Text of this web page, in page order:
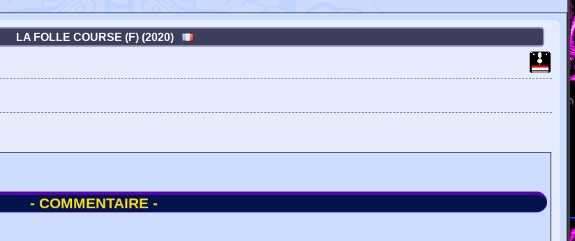
LA FOLLE COURSE (F) (2020)
- COMMENTAIRE -